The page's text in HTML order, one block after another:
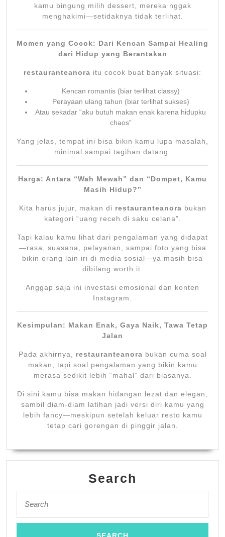
kamu bingung milih dessert, mereka nggak
menghakimi—setidaknya tidak terlihat.
Momen yang Cocok: Dari Kencan Sampai Healing
dari Hidup yang Berantakan
restauranteanora itu cocok buat banyak situasi:
Kencan romantis (biar terlihat classy)
Perayaan ulang tahun (biar terlihat sukses)
Atau sekadar “aku butuh makan enak karena hidupku
chaos”
Yang jelas, tempat ini bisa bikin kamu lupa masalah,
minimal sampai tagihan datang.
Harga: Antara “Wah Mewah” dan “Dompet, Kamu
Masih Hidup?”
Kita harus jujur, makan di restauranteanora bukan
kategori “uang receh di saku celana”.
Tapi kalau kamu lihat dari pengalaman yang didapat
—rasa, suasana, pelayanan, sampai foto yang bisa
bikin orang lain iri di media sosial—ya masih bisa
dibilang worth it.
Anggap saja ini investasi emosional dan konten
Instagram.
Kesimpulan: Makan Enak, Gaya Naik, Tawa Tetap
Jalan
Pada akhirnya, restauranteanora bukan cuma soal
makan, tapi soal pengalaman yang bikin kamu
merasa sedikit lebih “mahal” dari biasanya.
Di sini kamu bisa makan hidangan lezat dan elegan,
sambil diam-diam latihan jadi versi diri kamu yang
lebih fancy—meskipun setelah keluar resto kamu
tetap cari gorengan di pinggir jalan.
Search
for: